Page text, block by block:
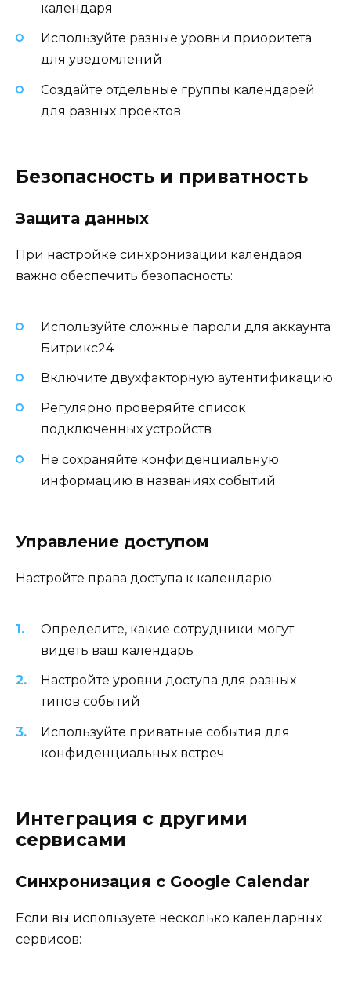
календаря
Используйте разные уровни приоритета
для уведомлений
Создайте отдельные группы календарей
для разных проектов
Безопасность и приватность
Защита данных
При настройке синхронизации календаря
важно обеспечить безопасность:
Используйте сложные пароли для аккаунта
Битрикс24
Включите двухфакторную аутентификацию
Регулярно проверяйте список
подключенных устройств
Не сохраняйте конфиденциальную
информацию в названиях событий
Управление доступом
Настройте права доступа к календарю:
Определите, какие сотрудники могут
видеть ваш календарь
Настройте уровни доступа для разных
типов событий
Используйте приватные события для
конфиденциальных встреч
Интеграция с другими
сервисами
Синхронизация с Google Calendar
Если вы используете несколько календарных
сервисов: